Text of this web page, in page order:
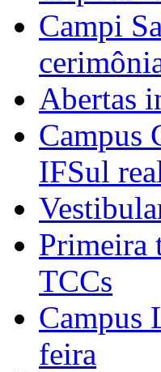
Campi
Abertas
Campus
IFSul
Primeira
TCCs
Campus
feira